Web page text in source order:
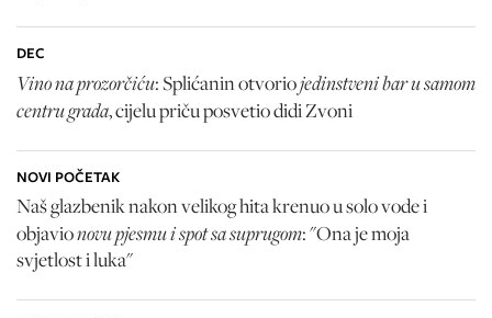
DEC
Vino na prozorčiću: Splićanin otvoriojedinstveni bar u samom
centru grada, cijelu priču posvetio didi Zvoni
NOVI POČETAK
Naš glazbenik nakon velikog hita krenuo u solo vode i
objavionovu pjesmu i spot sa suprugom: "Ona je moja
svjetlost i luka"